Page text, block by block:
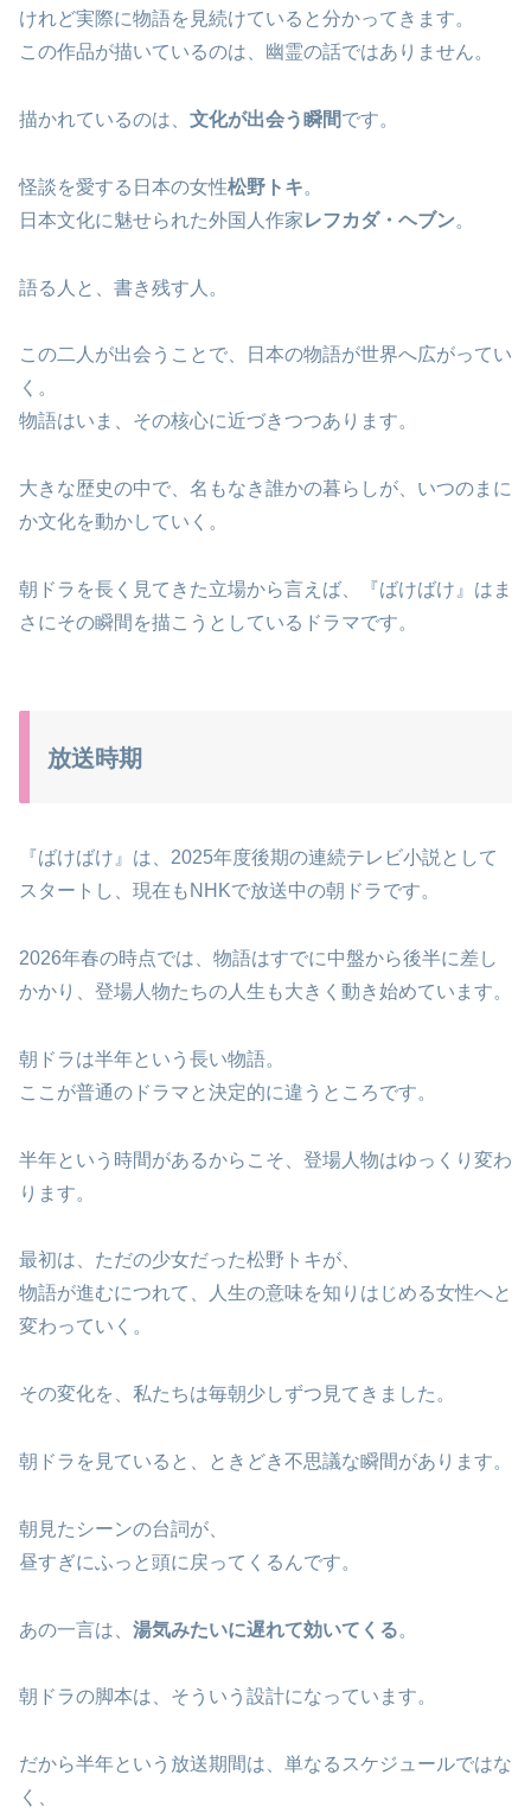
けれど実際に物語を見続けていると分かってきます。
この作品が描いているのは、幽霊の話ではありません。
描かれているのは、 文化が出会う瞬間です。
怪談を愛する日本の女性松野トキ。
日本文化に魅せられた外国人作家レフカダ・ヘブン。
語る人と、書き残す人。
この二人が出会うことで、日本の物語が世界へ広がってい
く。
物語はいま、その核心に近づきつつあります。
大きな歴史の中で、名もなき誰かの暮らしが、いつのまに
か文化を動かしていく。
朝ドラを長く見てきた立場から言えば、『ばけばけ』はま
さにその瞬間を描こうとしているドラマです。
放送時期
『ばけばけ』は、2025年度後期の連続テレビ小説として
スタートし、現在もNHKで放送中の朝ドラです。
2026年春の時点では、物語はすでに中盤から後半に差し
かかり、登場人物たちの人生も大きく動き始めています。
朝ドラは半年という長い物語。
ここが普通のドラマと決定的に違うところです。
半年という時間があるからこそ、登場人物はゆっくり変わ
ります。
最初は、ただの少女だった松野トキが、
物語が進むにつれて、人生の意味を知りはじめる女性へと
変わっていく。
その変化を、私たちは毎朝少しずつ見てきました。
朝ドラを見ていると、ときどき不思議な瞬間があります。
朝見たシーンの台詞が、
昼すぎにふっと頭に戻ってくるんです。
あの一言は、 湯気みたいに遅れて効いてくる。
朝ドラの脚本は、そういう設計になっています。
だから半年という放送期間は、単なるスケジュールではな
く、